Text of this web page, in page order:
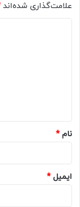
علامت‌گذاری شده‌اند
نام*
ایمیل*